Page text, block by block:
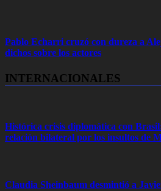
Pablo Echarri cruzó con dureza a
dichos sobre los actores
INTERNACIONALES
Histórica crisis diplomática con
relación bilateral por los insultos de
Claudia Sheinbaum desmintió a